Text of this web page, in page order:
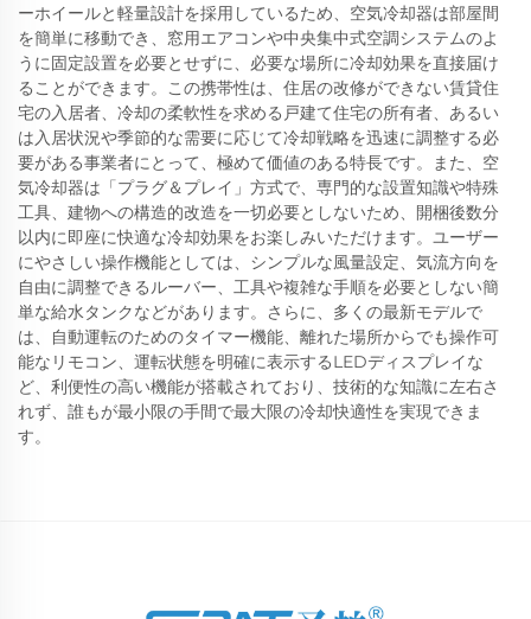
ーホイールと軽量設計を採用しているため、空気冷却器は部屋間
を簡単に移動でき、窓用エアコンや中央集中式空調システムのよ
うに固定設置を必要とせずに、必要な場所に冷却効果を直接届け
ることができます。この携帯性は、住居の改修ができない賃貸住
宅の入居者、冷却の柔軟性を求める戸建て住宅の所有者、あるい
は入居状況や季節的な需要に応じて冷却戦略を迅速に調整する必
要がある事業者にとって、極めて価値のある特長です。また、空
気冷却器は「プラグ＆プレイ」方式で、専門的な設置知識や特殊
工具、建物への構造的改造を一切必要としないため、開梱後数分
以内に即座に快適な冷却効果をお楽しみいただけます。ユーザー
にやさしい操作機能としては、シンプルな風量設定、気流方向を
自由に調整できるルーバー、工具や複雑な手順を必要としない簡
単な給水タンクなどがあります。さらに、多くの最新モデルで
は、自動運転のためのタイマー機能、離れた場所からでも操作可
能なリモコン、運転状態を明確に表示するLEDディスプレイな
ど、利便性の高い機能が搭載されており、技術的な知識に左右さ
れず、誰もが最小限の手間で最大限の冷却快適性を実現できま
す。